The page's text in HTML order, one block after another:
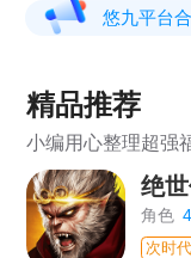
悠九平台
精品推荐
小编用心整理超强
绝
角色